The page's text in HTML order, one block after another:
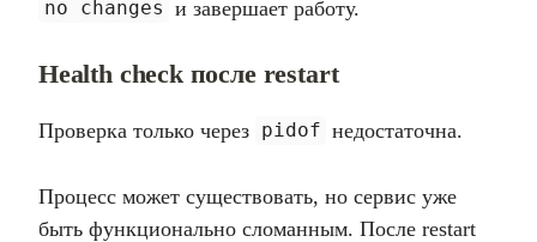
no changes и завершает работу.
Health check после restart
Проверка только через pidof недостаточна.
Процесс может существовать, но сервис уже
быть функционально сломанным. После restart